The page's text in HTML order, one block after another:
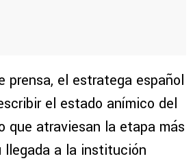
prensa, el estratega español
el estado anímico del
que atraviesan la etapa más
llegada a la institución